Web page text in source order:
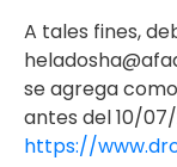
A tales fines,
se agrega
antes del 10/07/
https://